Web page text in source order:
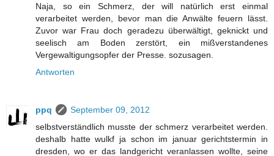
Naja, so ein Schmerz, der will natürlich erst einmal
verarbeitet werden, bevor man die Anwälte feuern lässt.
Zuvor war Frau doch geradezu überwältigt, geknickt und
seelisch am Boden zerstört, ein mißverstandenes
Vergewaltigungsopfer der Presse. sozusagen.
Antworten
ppq
September 09, 2012
selbstverständlich musste der schmerz verarbeitet werden.
deshalb hatte wulkf ja schon im januar gerichtstermin in
dresden, wo er das landgericht veranlassen wollte, seine